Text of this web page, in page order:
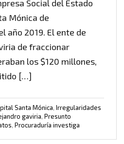
Social del Estado
Mónica de
año 2019. El ente de
de fraccionar
los $120 millones,
[…]
Santa Mónica, Irregularidades
gaviria, Presunto
, Procuraduría investiga